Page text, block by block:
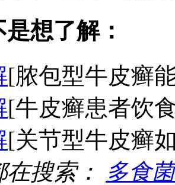
想了解：
[脓包型牛皮癣
[牛皮癣患者饮
[关节型牛皮癣
在搜索：
多食